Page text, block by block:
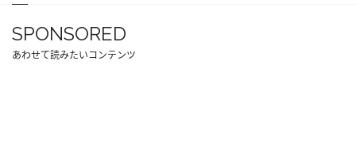
SPONSORED
あわせて読みたいコンテンツ